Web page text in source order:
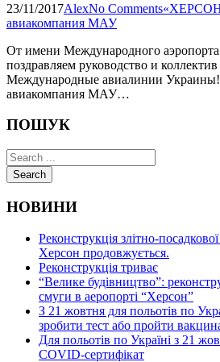
23/11/2017AlexNo Comments
авиакомпания МАУ
От имени Международного
поздравляем руководство и
Международные авиалинии
авиакомпания МАУ…
ПОШУК
Search
НОВИНИ
Реконструкція злітно-
Херсон продовжується.
Реконструкція триває
“Велике будівництво”:
смуги в аеропорті “Херсон”
З 21 жовтня для польотів по
зробити тест або пройти
Для польотів по Україні з 21
COVID-сертифікат